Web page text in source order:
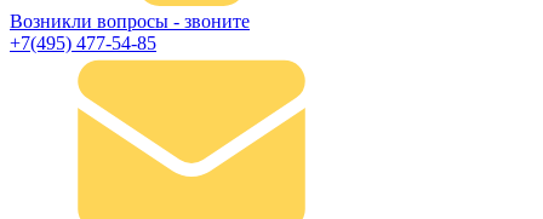
Возникли вопросы - звоните
+7(495) 477-54-85